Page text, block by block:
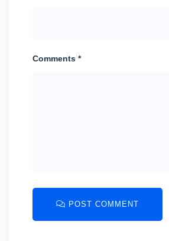
Comments *
POST COMMENT